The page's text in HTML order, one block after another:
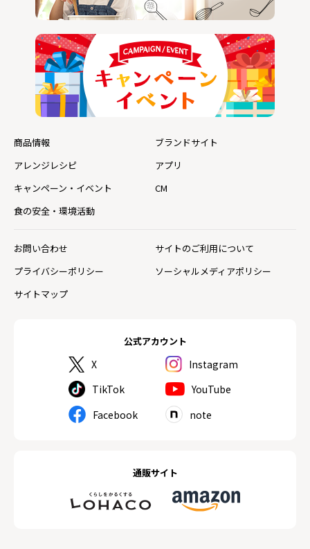
公式アカウント
X
Instagram
TikTok
YouTube
Facebook
note
通販サイト
商品情報
ブランドサイト
アレンジレシピ
アプリ
キャンペーン・イベント
CM
食の安全・環境活動
お問い合わせ
サイトのご利用について
プライバシーポリシー
ソーシャルメディアポリシー
サイトマップ